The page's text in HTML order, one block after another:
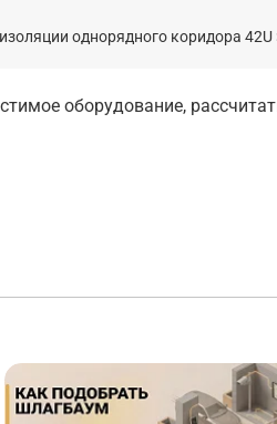
однорядного коридора 42U
оборудование,